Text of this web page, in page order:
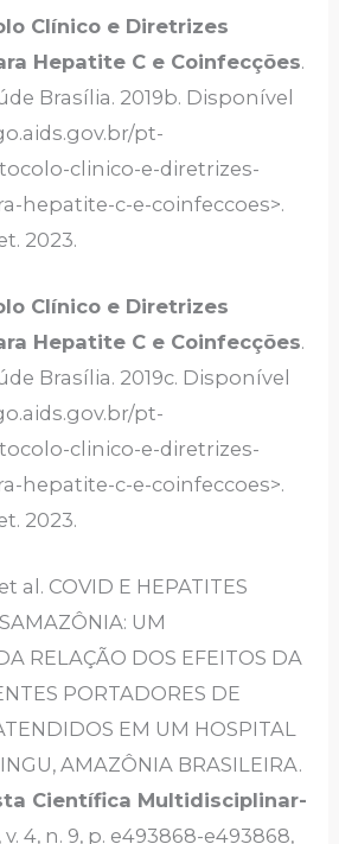
Clínico e Diretrizes
Hepatite C e Coinfecções.
Brasília. 2019b. Disponível
pt-
clinico-e-diretrizes-
hepatite-c-e-coinfeccoes>.
2023.
Clínico e Diretrizes
Hepatite C e Coinfecções.
Brasília. 2019c. Disponível
pt-
clinico-e-diretrizes-
hepatite-c-e-coinfeccoes>.
2023.
al. COVID E HEPATITES
UM
RELAÇÃO DOS EFEITOS DA
PORTADORES DE
EM UM HOSPITAL
AMAZÔNIA BRASILEIRA.
Científica Multidisciplinar-
, v. 4, n. 9, p. e493868-e493868,